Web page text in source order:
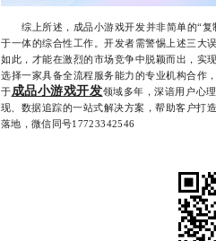
综上所述，成品小游戏开发并非简单的“复
于一体的综合性工作。开发者需警惕上述三大
如此，才能在激烈的市场竞争中脱颖而出，实
选择一家具备全流程服务能力的专业机构合作
于成品小游戏开发领域多年，深谙用户心
现、数据追踪的一站式解决方案，帮助客户打
落地，微信同号17723342546